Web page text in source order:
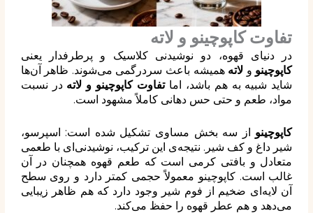
تفاوت کاپوچینو و لاته
در دنیای قهوه، دو نوشیدنی کلاسیک و پرطرفدار یعنی
کاپوچینوولاتههمیشه باعث سردرگمی می‌شوند. ظاهر آن‌ها
شاید شبیه به هم باشد، اماتفاوت کاپوچینو و لاتهدر نسبت
مواد، طعم و حتی حس دهانی کاملاً مشهود است.
کاپوچینواز سه بخش مساوی تشکیل شده است: اسپرسو،
شیر داغ و کف شیر. نتیجه‌ی این ترکیب، نوشیدنی‌ای با طعمی
متعادل و بافتی کرمی است که طعم قهوه همچنان در آن
غالب است. کاپوچینو معمولاً حجمی کمتر دارد و روی سطح
آن لایه‌ای ضخیم از فوم شیر وجود دارد که هم ظاهر زیبایی
می‌دهد و هم عطر قهوه را حفظ می‌کند.